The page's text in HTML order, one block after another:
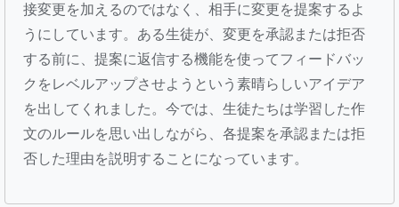
接変更を加えるのではなく、相手に変更を提案するよ
うにしています。ある生徒が、変更を承認または拒否
する前に、提案に返信する機能を使ってフィードバッ
クをレベルアップさせようという素晴らしいアイデア
を出してくれました。今では、生徒たちは学習した作
文のルールを思い出しながら、各提案を承認または拒
否した理由を説明することになっています。